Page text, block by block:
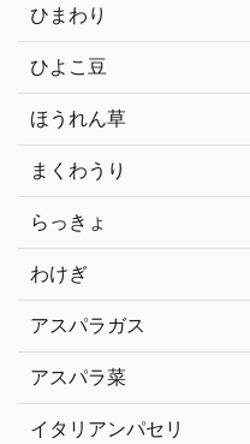
ひまわり
ひよこ豆
ほうれん草
まくわうり
らっきょ
わけぎ
アスパラガス
アスパラ菜
イタリアンパセリ